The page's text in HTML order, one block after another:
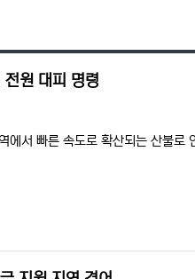
원 대피 명령
에서 빠른 속도로 확산되는 산불로